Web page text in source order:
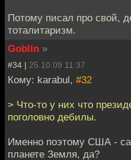
Потому писал про свой,
тоталитаризм.
Goblin »
#34 | 25.10.09 11:37
Кому: karabul, #32
> Что-то у них что
поголовно дебилы.
Именно поэтому США -
планете Земля, да?